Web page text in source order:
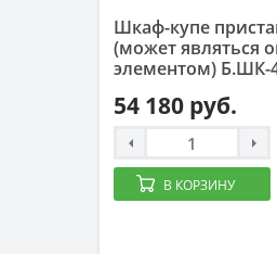
Шкаф-купе
(может являться
элементом) Б.ШК-
54 180 руб.
В КОРЗИНУ